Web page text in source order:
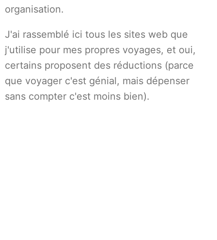
organisation.
J'ai rassemblé ici tous les sites web que
j'utilise pour mes propres voyages, et oui,
certains proposent des réductions (parce
que voyager c'est génial, mais dépenser
sans compter c'est moins bien).